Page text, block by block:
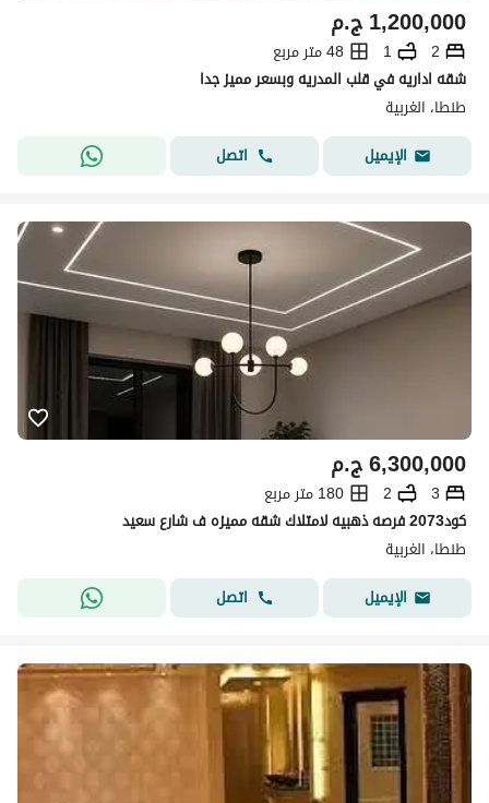
ج.م1,200,000
2
1
48 متر مربع
شقه اداريه في قلب المدريه وبسعر مميز جدا
طنطا، الغربية
الإيميل
اتصل
ج.م6,300,000
3
2
180 متر مربع
كود2073 فرصه ذهبيه لامتلاك شقه مميزه ف شارع سعيد
طنطا، الغربية
الإيميل
اتصل